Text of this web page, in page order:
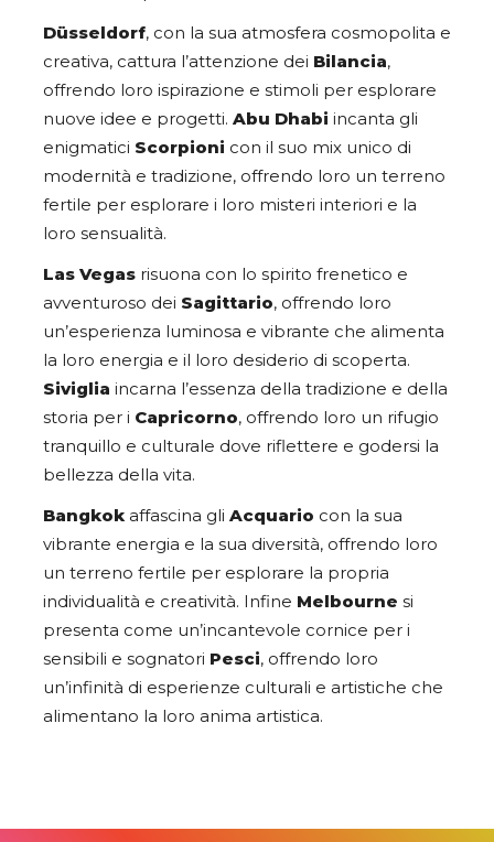
Düsseldorf, con la sua atmosfera cosmopolita e
creativa, cattura l’attenzione dei Bilancia,
offrendo loro ispirazione e stimoli per esplorare
nuove idee e progetti. Abu Dhabi incanta gli
enigmatici Scorpioni con il suo mix unico di
modernità e tradizione, offrendo loro un terreno
fertile per esplorare i loro misteri interiori e la
loro sensualità.
Las Vegas risuona con lo spirito frenetico e
avventuroso dei Sagittario, offrendo loro
un’esperienza luminosa e vibrante che alimenta
la loro energia e il loro desiderio di scoperta.
Siviglia incarna l’essenza della tradizione e della
storia per i Capricorno, offrendo loro un rifugio
tranquillo e culturale dove riflettere e godersi la
bellezza della vita.
Bangkokaffascina gli Acquario con la sua
vibrante energia e la sua diversità, offrendo loro
un terreno fertile per esplorare la propria
individualità e creatività. Infine Melbourne si
presenta come un’incantevole cornice per i
sensibili e sognatori Pesci, offrendo loro
un’infinità di esperienze culturali e artistiche che
alimentano la loro anima artistica.